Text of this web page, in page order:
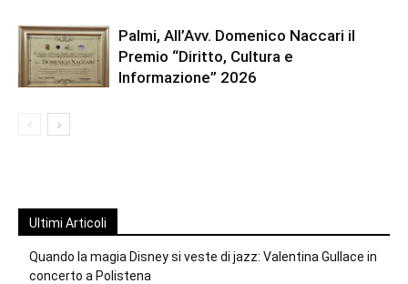
Palmi, All’Avv. Domenico Naccari il
Premio “Diritto, Cultura e
Informazione” 2026
Ultimi Articoli
Quando la magia Disney si veste di jazz: Valentina Gullace in
concerto a Polistena